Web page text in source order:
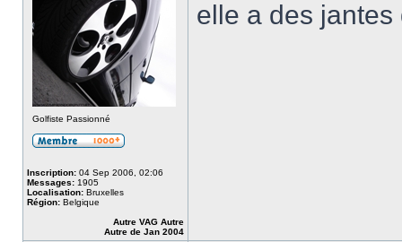
Golfiste Passionné
Inscription: 04 Sep 2006, 02:06
Messages: 1905
Localisation: Bruxelles
Région: Belgique
Autre VAG Autre
Autre de Jan 2004
elle a des